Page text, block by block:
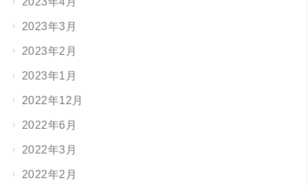
2023年3月
2023年2月
2023年1月
2022年12月
2022年6月
2022年3月
2022年2月